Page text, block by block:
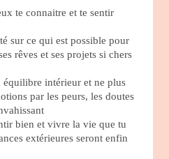
te connaitre et te sentir
sur ce qui est possible pour
rêves et ses projets si chers
intérieur et ne plus
par les peurs, les doutes
bien et vivre la vie que tu
extérieures seront enfin